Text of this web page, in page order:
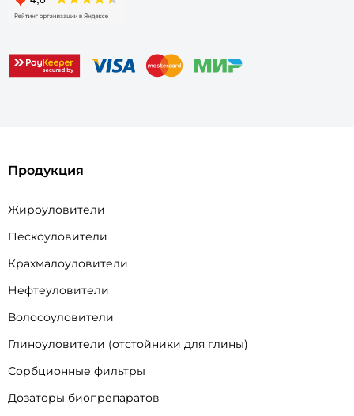
Продукция
Жироуловители
Пескоуловители
Крахмалоуловители
Нефтеуловители
Волосоуловители
Глиноуловители (отстойники для глины)
Сорбционные фильтры
Дозаторы биопрепаратов